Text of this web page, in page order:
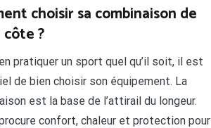
choisir sa combinaison de
?
pratiquer un sport quel qu’il soit, il est
de bien choisir son équipement. La
est la base de l’attirail du longeur.
confort, chaleur et protection pour